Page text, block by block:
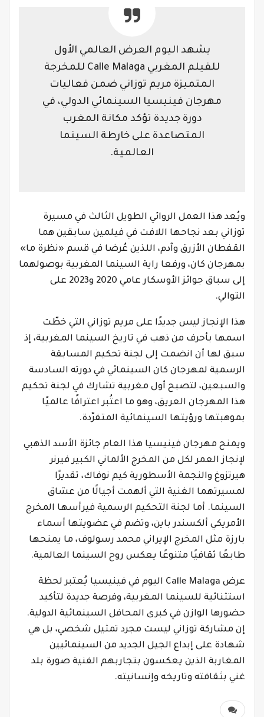
يشهد اليوم العرض العالمي الأول
للفيلم المغربي Calle Malaga للمخرجة
المتميزة مريم توزاني ضمن فعاليات
مهرجان فينيسيا السينمائي الدولي، في
دورة جديدة تؤكد مكانة المغرب
المتصاعدة على خارطة السينما
العالمية.
ويُعد هذا العمل الروائي الطويل الثالث في مسيرة
توزاني بعد نجاحها اللافت في فيلمين سابقين هما
القفطان الأزرق وآدم، اللذين عُرضا في قسم «نظرة ما»
بمهرجان كان، ورفعا راية السينما المغربية بوصولهما
إلى سباق جوائز الأوسكار عامي 2020 و2023 على
التوالي.
هذا الإنجاز ليس جديدًا على مريم توزاني التي خطّت
اسمها بأحرف من ذهب في تاريخ السينما المغربية، إذ
سبق لها أن انضمت إلى لجنة تحكيم المسابقة
الرسمية لمهرجان كان السينمائي في دورته السادسة
والسبعين، لتصبح أول مغربية تشارك في لجنة تحكيم
هذا المهرجان العريق، وهو ما اعتُبر اعترافًا عالميًا
بموهبتها ورؤيتها السينمائية المتفرّدة.
ويمنح مهرجان فينيسيا هذا العام جائزة الأسد الذهبي
لإنجاز العمر لكل من المخرج الألماني الكبير فيرنر
هيرتزوغ والنجمة الأسطورية كيم نوفاك، تقديرًا
لمسيرتهما الغنية التي ألهمت أجيالًا من عشاق
السينما. أما لجنة التحكيم الرسمية فيرأسها المخرج
الأمريكي ألكسندر باين، وتضم في عضويتها أسماء
بارزة مثل المخرج الإيراني محمد رسولوف، ما يمنحها
طابعًا ثقافيًا متنوعًا يعكس روح السينما العالمية.
عرض Calle Malaga اليوم في فينيسيا يُعتبر لحظة
استثنائية للسينما المغربية، وفرصة جديدة لتأكيد
حضورها الوازن في كبرى المحافل السينمائية الدولية.
إن مشاركة توزاني ليست مجرد تمثيل شخصي، بل هي
شهادة على إبداع الجيل الجديد من السينمائيين
المغاربة الذين يعكسون بتجاربهم الفنية صورة بلد
غني بثقافته وتاريخه وإنسانيته.